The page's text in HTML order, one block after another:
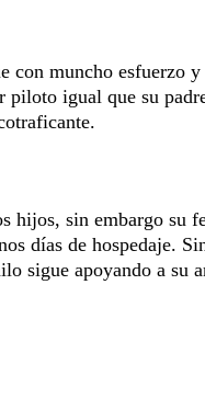
con muncho esfuerzo
piloto igual que su
sin embargo su
días de hospedaje.
sigue apoyando a su